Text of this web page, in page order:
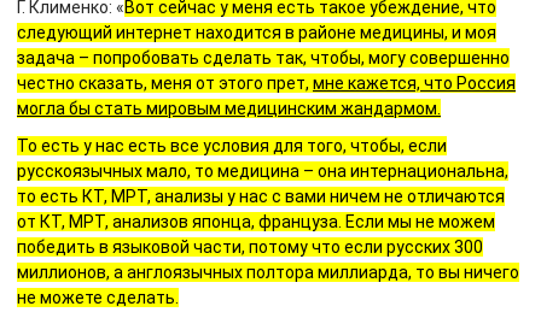
Г. Клименко: «Вот сейчас у меня есть такое убеждение, что
следующий интернет находится в районе медицины, и моя
задача – попробовать сделать так, чтобы, могу совершенно
честно сказать, меня от этого прет, мне кажется, что Россия
могла бы стать мировым медицинским жандармом.
То есть у нас есть все условия для того, чтобы, если
русскоязычных мало, то медицина – она интернациональна,
то есть КТ, МРТ, анализы у нас с вами ничем не отличаются
от КТ, МРТ, анализов японца, француза. Если мы не можем
победить в языковой части, потому что если русских 300
миллионов, а англоязычных полтора миллиарда, то вы ничего
не можете сделать.